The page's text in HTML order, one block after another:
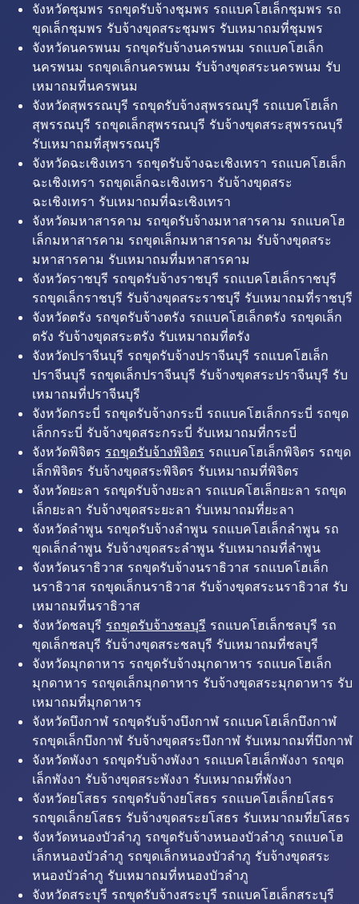
จังหวัดชุมพร รถขุดรับจ้างชุมพร รถแบคโฮเล็กชุมพร รถ
ขุดเล็กชุมพร รับจ้างขุดสระชุมพร รับเหมาถมที่ชุมพร
จังหวัดนครพนม รถขุดรับจ้างนครพนม รถแบคโฮเล็ก
นครพนม รถขุดเล็กนครพนม รับจ้างขุดสระนครพนม รับ
เหมาถมที่นครพนม
จังหวัดสุพรรณบุรี รถขุดรับจ้างสุพรรณบุรี รถแบคโฮเล็ก
สุพรรณบุรี รถขุดเล็กสุพรรณบุรี รับจ้างขุดสระสุพรรณบุรี
รับเหมาถมที่สุพรรณบุรี
จังหวัดฉะเชิงเทรา รถขุดรับจ้างฉะเชิงเทรา รถแบคโฮเล็ก
ฉะเชิงเทรา รถขุดเล็กฉะเชิงเทรา รับจ้างขุดสระ
ฉะเชิงเทรา รับเหมาถมที่ฉะเชิงเทรา
จังหวัดมหาสารคาม รถขุดรับจ้างมหาสารคาม รถแบคโฮ
เล็กมหาสารคาม รถขุดเล็กมหาสารคาม รับจ้างขุดสระ
มหาสารคาม รับเหมาถมที่มหาสารคาม
จังหวัดราชบุรี รถขุดรับจ้างราชบุรี รถแบคโฮเล็กราชบุรี
รถขุดเล็กราชบุรี รับจ้างขุดสระราชบุรี รับเหมาถมที่ราชบุรี
จังหวัดตรัง รถขุดรับจ้างตรัง รถแบคโฮเล็กตรัง รถขุดเล็ก
ตรัง รับจ้างขุดสระตรัง รับเหมาถมที่ตรัง
จังหวัดปราจีนบุรี รถขุดรับจ้างปราจีนบุรี รถแบคโฮเล็ก
ปราจีนบุรี รถขุดเล็กปราจีนบุรี รับจ้างขุดสระปราจีนบุรี รับ
เหมาถมที่ปราจีนบุรี
จังหวัดกระบี่ รถขุดรับจ้างกระบี่ รถแบคโฮเล็กกระบี่ รถขุด
เล็กกระบี่ รับจ้างขุดสระกระบี่ รับเหมาถมที่กระบี่
จังหวัดพิจิตร รถขุดรับจ้างพิจิตร รถแบคโฮเล็กพิจิตร รถขุด
เล็กพิจิตร รับจ้างขุดสระพิจิตร รับเหมาถมที่พิจิตร
จังหวัดยะลา รถขุดรับจ้างยะลา รถแบคโฮเล็กยะลา รถขุด
เล็กยะลา รับจ้างขุดสระยะลา รับเหมาถมที่ยะลา
จังหวัดลำพูน รถขุดรับจ้างลำพูน รถแบคโฮเล็กลำพูน รถ
ขุดเล็กลำพูน รับจ้างขุดสระลำพูน รับเหมาถมที่ลำพูน
จังหวัดนราธิวาส รถขุดรับจ้างนราธิวาส รถแบคโฮเล็ก
นราธิวาส รถขุดเล็กนราธิวาส รับจ้างขุดสระนราธิวาส รับ
เหมาถมที่นราธิวาส
จังหวัดชลบุรี รถขุดรับจ้างชลบุรี รถแบคโฮเล็กชลบุรี รถ
ขุดเล็กชลบุรี รับจ้างขุดสระชลบุรี รับเหมาถมที่ชลบุรี
จังหวัดมุกดาหาร รถขุดรับจ้างมุกดาหาร รถแบคโฮเล็ก
มุกดาหาร รถขุดเล็กมุกดาหาร รับจ้างขุดสระมุกดาหาร รับ
เหมาถมที่มุกดาหาร
จังหวัดบึงกาฬ รถขุดรับจ้างบึงกาฬ รถแบคโฮเล็กบึงกาฬ
รถขุดเล็กบึงกาฬ รับจ้างขุดสระบึงกาฬ รับเหมาถมที่บึงกาฬ
จังหวัดพังงา รถขุดรับจ้างพังงา รถแบคโฮเล็กพังงา รถขุด
เล็กพังงา รับจ้างขุดสระพังงา รับเหมาถมที่พังงา
จังหวัดยโสธร รถขุดรับจ้างยโสธร รถแบคโฮเล็กยโสธร
รถขุดเล็กยโสธร รับจ้างขุดสระยโสธร รับเหมาถมที่ยโสธร
จังหวัดหนองบัวลำภู รถขุดรับจ้างหนองบัวลำภู รถแบคโฮ
เล็กหนองบัวลำภู รถขุดเล็กหนองบัวลำภู รับจ้างขุดสระ
หนองบัวลำภู รับเหมาถมที่หนองบัวลำภู
จังหวัดสระบุรี รถขุดรับจ้างสระบุรี รถแบคโฮเล็กสระบุรี